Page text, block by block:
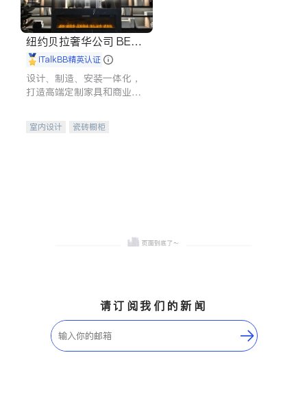
纽约贝拉奢华公司 BELL
A LUXE
iTalkBB精英认证
设计、制造、安装一体化，
打造高端定制家具和商业空
室内设计
瓷砖橱柜
请订阅我们的新闻